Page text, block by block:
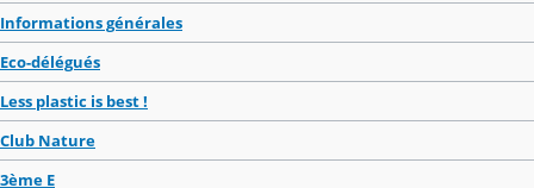
Informations générales
Eco-délégués
Less plastic is best !
Club Nature
3ème E